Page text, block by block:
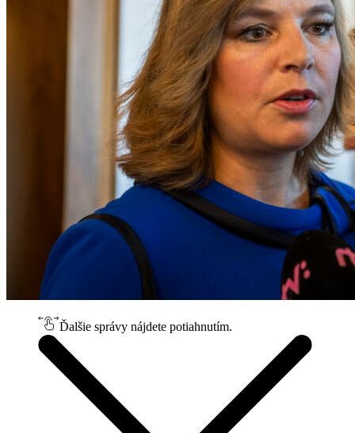
Ďalšie správy nájdete potiahnutím.